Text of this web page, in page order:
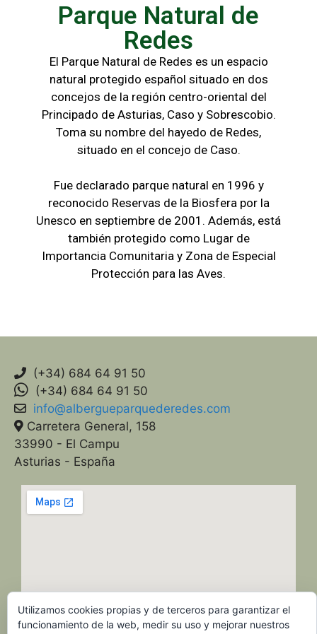
Parque Natural de
Redes
El Parque Natural de Redes es un espacio
natural protegido español situado en dos
concejos de la región centro-oriental del
Principado de Asturias, Caso y Sobrescobio.
Toma su nombre del hayedo de Redes,
situado en el concejo de Caso.
Fue declarado parque natural en 1996 y
reconocido Reservas de la Biosfera por la
Unesco en septiembre de 2001. Además, está
también protegido como Lugar de
Importancia Comunitaria y Zona de Especial
Protección para las Aves.
(+34) 684 64 91 50
(+34) 684 64 91 50
info@albergueparquederedes.com
Carretera General, 158
33990 - El Campu
Asturias - España
Utilizamos cookies propias y de terceros para garantizar el
funcionamiento de la web, medir su uso y mejorar nuestros